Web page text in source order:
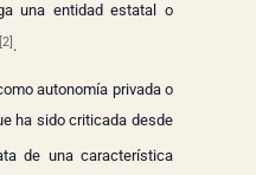
una entidad estatal o
[2] .
autonomía privada o
ha sido criticada desde
de una característica